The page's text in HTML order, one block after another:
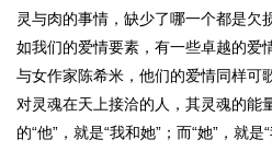
灵与肉的事情，缺少了哪一个都是欠
如我们的爱情要素，有一些卓越的爱
与女作家陈希米，他们的爱情同样可
对灵魂在天上接洽的人，其灵魂的能
的“他”，就是“我和她”；而“她”，就